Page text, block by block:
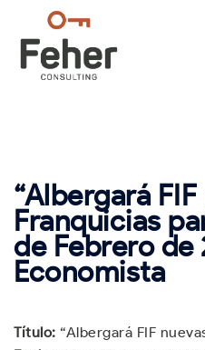
contenido
“Albergará
Franquicias
de Febrero
Economista
Título: “Albergará FIF